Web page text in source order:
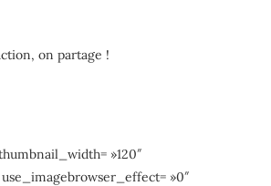
on partage !
»120″
»0″